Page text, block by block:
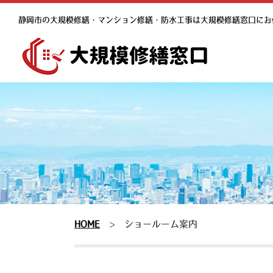
静岡市の大規模修繕・マンション修繕・防水工事は大規模修繕窓口に
HOME > ショールーム案内